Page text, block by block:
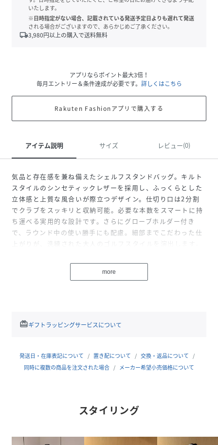
いたします。
※日時指定がない場合、記載されている発送予定日よりも遅れて発送
される場合がございますので、あらかじめご了承ください。
local_shipping3,980円以上の購入で送料無料
アプリならポイント最大3倍！
毎月エントリー＆条件達成が必要です。 詳しくはこちら
Rakuten Fashionアプリで購入する
アイテム説明 サイズ レビュー(0)
気品と存在感を兼ね備えたシェルフスタンドバッグ。キルト
スタイルのシンセティックレザーを採用し、ふっくらとした
立体感と上質な風合いが際立つデザイン。仕切り口は2分割
でクラブをスッキリと収納可能。必要な本数をスマートに持
ち運べる実用的な設計です。さらにグローブホルダー付き
で、ラウンド中の使い勝手にも配慮。細部までこだわった仕
上がりが、洗練された大人のゴルフスタイルを演出します。
サイズ －
more
redeemギフトラッピングサービスについて
発送日・在庫表記について 置き配について
交換・返品について
同時に複数の商品を注文された場合
メーカー希望小売価格について
スタイリング